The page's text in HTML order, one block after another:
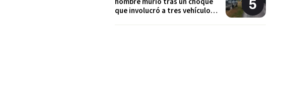
que involucró a tres vehículos